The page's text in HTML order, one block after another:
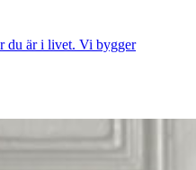
du är i livet. Vi bygger